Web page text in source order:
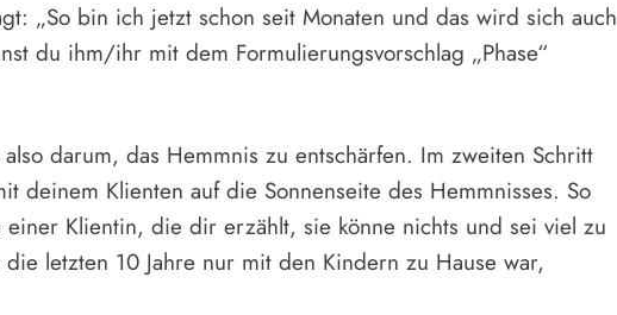
„So bin ich jetzt schon seit Monaten und das wird sich auch
du ihm/ihr mit dem Formulierungsvorschlag „Phase“
darum, das Hemmnis zu entschärfen. Im zweiten Schritt
deinem Klienten auf die Sonnenseite des Hemmnisses. So
einer Klientin, die dir erzählt, sie könne nichts und sei viel zu
letzten 10 Jahre nur mit den Kindern zu Hause war,